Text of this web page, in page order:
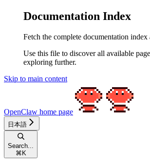
Documentation Index
Fetch the complete documentation index
Use this file to discover all available
exploring further.
Skip to main content
OpenClaw home page
日本語
Search...
⌘ K